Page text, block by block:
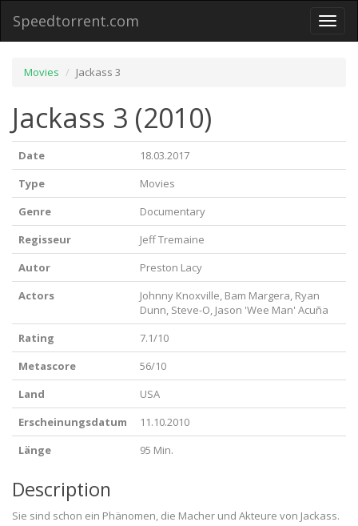
Toggle
Speedtorrent.com
Movies Jackass 3
Jackass 3 (2010)
Date
18.03.2017
Type
Movies
Genre
Documentary
Regisseur
Jeff Tremaine
Autor
Preston Lacy
Actors
Johnny Knoxville, Bam Margera, Ryan
Dunn, Steve-O, Jason 'Wee Man' Acuña
Rating
7.1/10
Metascore
56/10
Land
USA
Erscheinungsdatum
11.10.2010
Länge
95 Min.
Description
Sie sind schon ein Phänomen, die Macher und Akteure von Jackass.